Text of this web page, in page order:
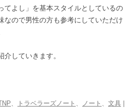
てよし」を基本スタイルとしているの
なので男性の方も参考にしていただけ
していきます。
トラベラーズノート ノート 文具 |